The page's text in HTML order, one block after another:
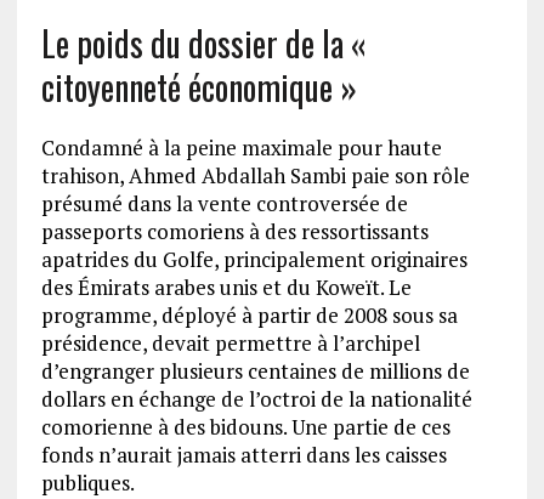
Le poids du dossier de la «
citoyenneté économique »
Condamné à la peine maximale pour haute
trahison, Ahmed Abdallah Sambi paie son rôle
présumé dans la vente controversée de
passeports comoriens à des ressortissants
apatrides du Golfe, principalement originaires
des Émirats arabes unis et du Koweït. Le
programme, déployé à partir de 2008 sous sa
présidence, devait permettre à l’archipel
d’engranger plusieurs centaines de millions de
dollars en échange de l’octroi de la nationalité
comorienne à des bidouns. Une partie de ces
fonds n’aurait jamais atterri dans les caisses
publiques.